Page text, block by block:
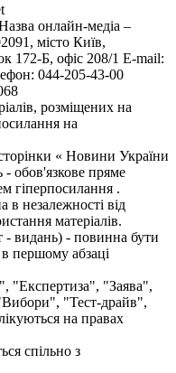
онлайн-медіа –
місто Київ,
Б, офіс 208/1 E-mail:
044-205-43-00
розміщених на
на
« Новини України
- обов'язкове пряме
гіперпосилання .
в незалежності від
матеріалів.
- видань) - повинна бути
першому абзаці
"Експертиза", "Заява",
"Тест-драйв",
на правах
спільно з